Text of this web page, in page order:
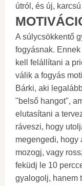
útról, és új,
A súlycsökkentő
fogyásnak.
kell felállítani a
válik a fogyás
Bárki, aki
"belső hangot",
elutasítani a
ráveszi, hogy
megengedi, hogy
mozogj, vagy
feküdj le 10
gyalogolj, hanem